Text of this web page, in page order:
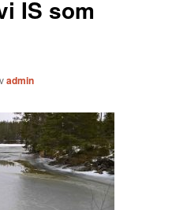
IS som
admin